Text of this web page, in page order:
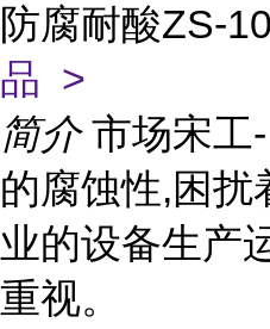
防腐耐酸ZS-
品 >
简介 市场宋工
的腐蚀性,困扰
业的设备生产
重视。